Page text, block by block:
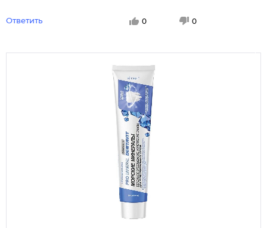
Ответить 0 0